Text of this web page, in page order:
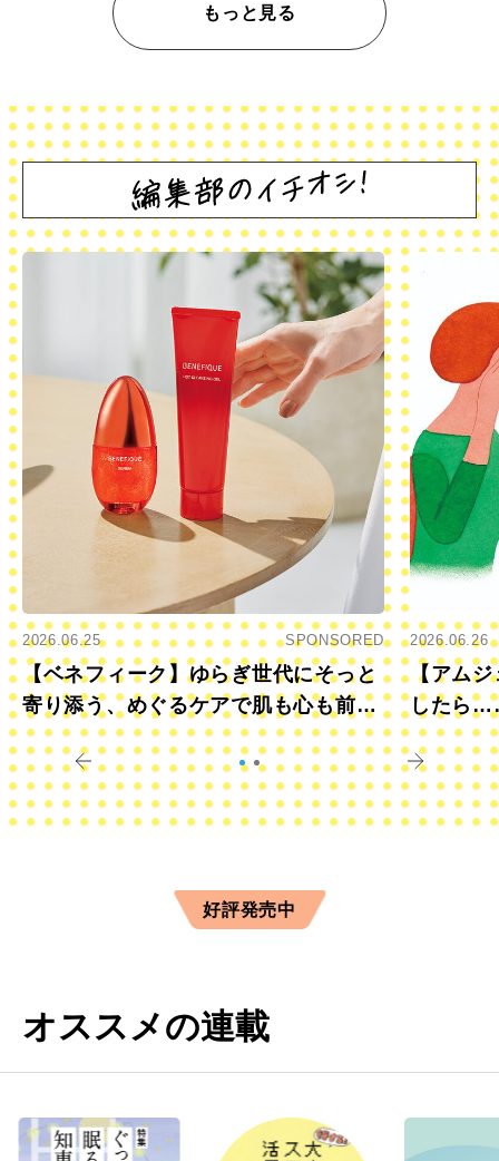
もっと見る
2026.06.25 SPONSORED
【ベネフィーク】ゆらぎ世代にそっと
寄り添う、めぐるケアで肌も心も前向
きに
2026.06.26
【アムジ
したら
すか？
好評発売中
オススメの連載